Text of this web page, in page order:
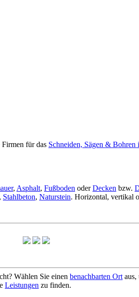
für das Schneiden, Sägen & Bohren
, Asphalt, Fußboden oderDecken bzw.
, Stahlbeton, Naturstein. Horizontal, vertikal
Wählen Sie einen benachbarten Ort
Leistungen zu finden.